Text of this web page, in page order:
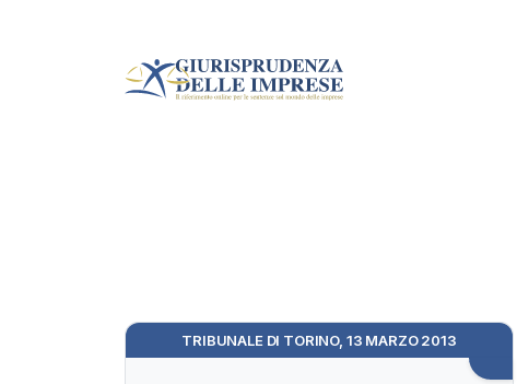
TRIBUNALE DI TORINO, 13 MARZO 2013